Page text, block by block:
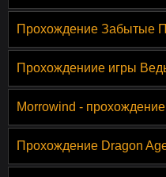
Прохождение Забытые
Прохождениие игры
Morrowind -
Прохождение Dragon